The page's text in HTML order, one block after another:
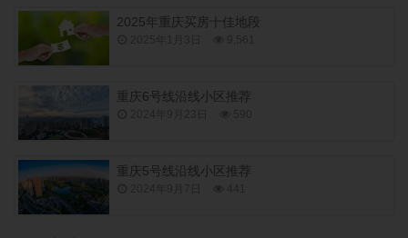
2025年重庆买房十佳地段
重庆6号线沿线小区推荐
重庆5号线沿线小区推荐